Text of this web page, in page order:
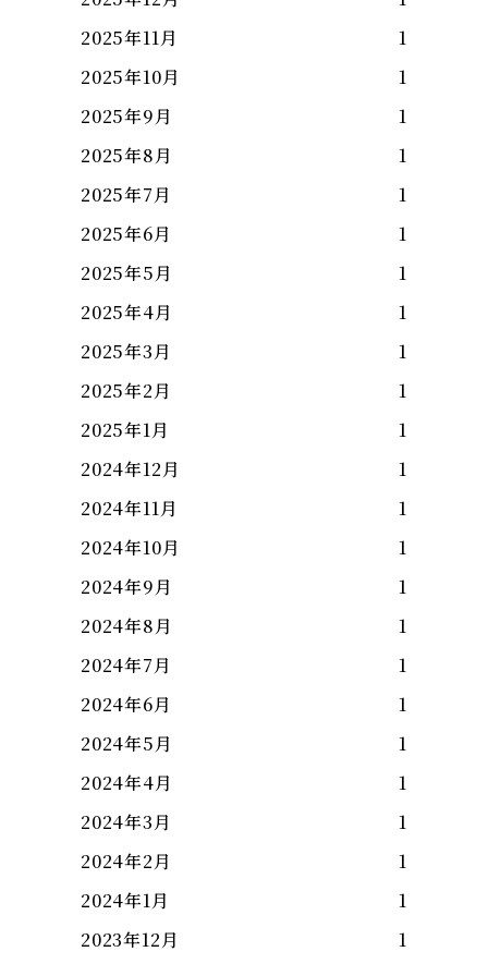
2025年11月
1
2025年10月
1
2025年9月
1
2025年8月
1
2025年7月
1
2025年6月
1
2025年5月
1
2025年4月
1
2025年3月
1
2025年2月
1
2025年1月
1
2024年12月
1
2024年11月
1
2024年10月
1
2024年9月
1
2024年8月
1
2024年7月
1
2024年6月
1
2024年5月
1
2024年4月
1
2024年3月
1
2024年2月
1
2024年1月
1
2023年12月
1